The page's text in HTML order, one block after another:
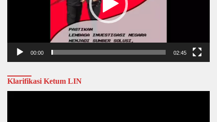
00:00 02:45
Klarifikasi Ketum LIN